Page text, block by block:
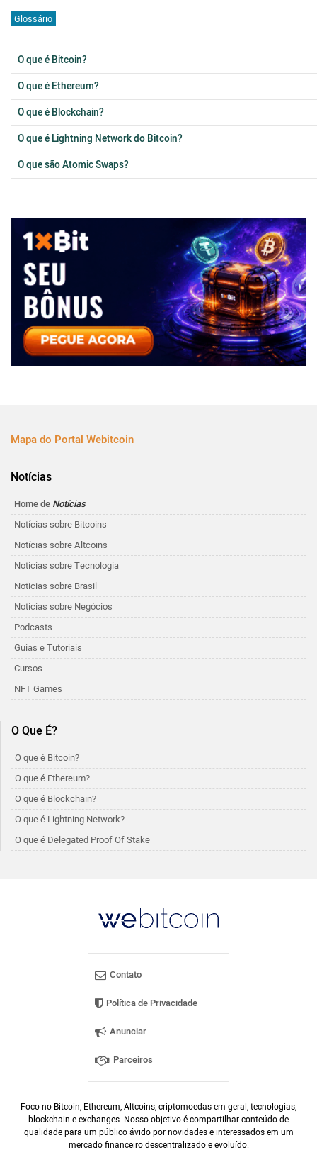
Glossário
O que é Bitcoin?
O que é Ethereum?
O que é Blockchain?
O que é Lightning Network do Bitcoin?
O que são Atomic Swaps?
Mapa do Portal Webitcoin
Notícias
Home de Notícias
Notícias sobre Bitcoins
Notícias sobre Altcoins
Noticias sobre Tecnologia
Noticias sobre Brasil
Noticias sobre Negócios
Podcasts
Guias e Tutoriais
Cursos
NFT Games
O Que É?
O que é Bitcoin?
O que é Ethereum?
O que é Blockchain?
O que é Lightning Network?
O que é Delegated Proof Of Stake
Contato
Política de Privacidade
Anunciar
Parceiros
Foco no Bitcoin, Ethereum, Altcoins, criptomoedas em geral, tecnologias,
blockchain e exchanges. Nosso objetivo é compartilhar conteúdo de
qualidade para um público ávido por novidades e interessados em um
mercado financeiro descentralizado e evoluído.